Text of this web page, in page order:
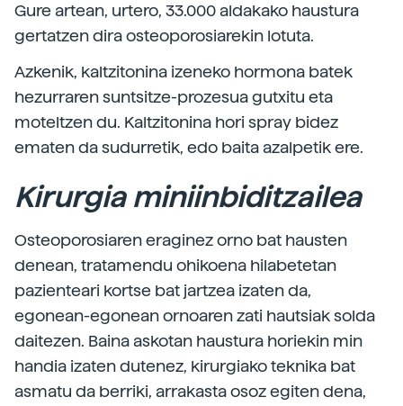
Gure artean, urtero, 33.000 aldakako haustura
gertatzen dira osteoporosiarekin lotuta.
Azkenik, kaltzitonina izeneko hormona batek
hezurraren suntsitze-prozesua gutxitu eta
moteltzen du. Kaltzitonina hori spray bidez
ematen da sudurretik, edo baita azalpetik ere.
Kirurgia miniinbiditzailea
Osteoporosiaren eraginez orno bat hausten
denean, tratamendu ohikoena hilabetetan
pazienteari kortse bat jartzea izaten da,
egonean-egonean ornoaren zati hautsiak solda
daitezen. Baina askotan haustura horiekin min
handia izaten dutenez, kirurgiako teknika bat
asmatu da berriki, arrakasta osoz egiten dena,